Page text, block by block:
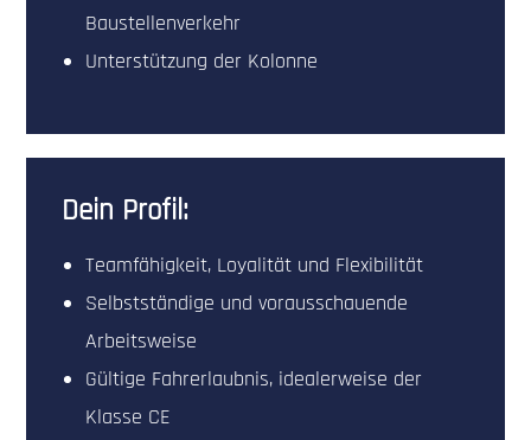
Baustellenverkehr
Unterstützung der Kolonne
Dein Profil:
Teamfähigkeit, Loyalität und Flexibilität
Selbstständige und vorausschauende
Arbeitsweise
Gültige Fahrerlaubnis, idealerweise der
Klasse CE